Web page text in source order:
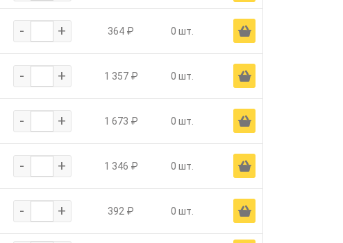
- + 364 ₽ 0 шт. Ä
- + 1 357 ₽ 0 шт. Ä
- + 1 673 ₽ 0 шт. Ä
- + 1 346 ₽ 0 шт. Ä
- + 392 ₽ 0 шт. Ä